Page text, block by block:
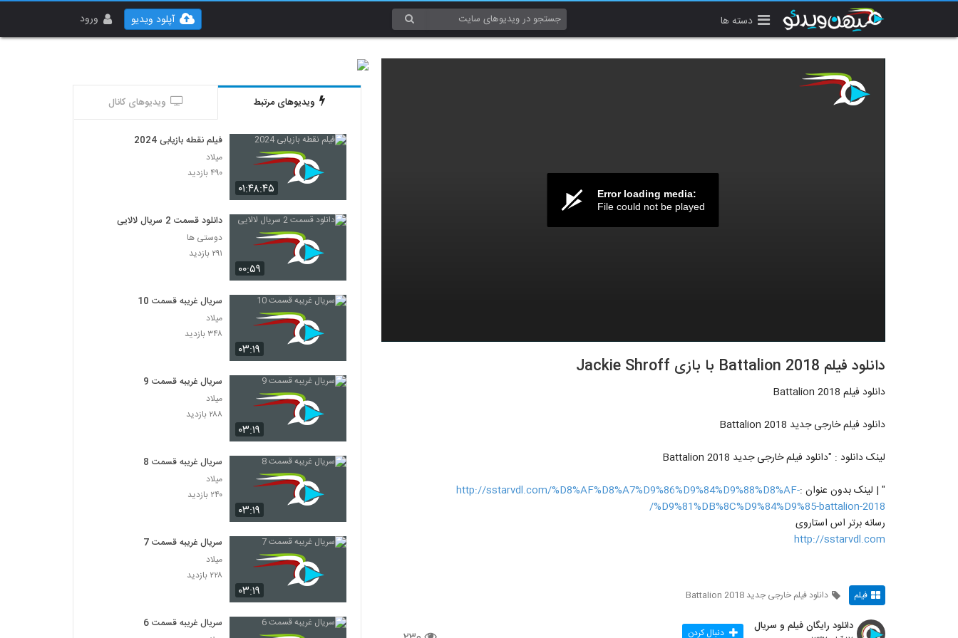
دسته ها ورود آپلود ویدیو
Error loading media:
File could not be played
دانلود فیلم Battalion 2018 با بازی Jackie Shroff
دانلود فیلم Battalion 2018
دانلود فیلم خارجی جدید Battalion 2018
لینک دانلود : "دانلود فیلم خارجی جدید Battalion 2018
" | لینک بدون عنوان :http://sstarvdl.com/%D8%AF%D8%A7%D9%86%D9%84%D9%88%D8%AF-
%D9%81%DB%8C%D9%84%D9%85-battalion-2018/
رسانه برتر اس استاروی
http://sstarvdl.com
فیلم دانلود فیلم خارجی جدید Battalion 2018
دانلود رایگان فیلم و سریال دنبال کردن
ویدیوهای مرتبط ویدیوهای کانال
۰۱:۴۸:۴۵
فیلم نقطه بازیابی 2024
میلاد
۴۹۰ بازدید
۰۰:۵۹
دانلود قسمت 2 سریال لالایی
دوستی ها
۲۹۱ بازدید
۰۳:۱۹
سریال غریبه قسمت 10
میلاد
۳۴۸ بازدید
۰۳:۱۹
سریال غریبه قسمت 9
میلاد
۲۸۸ بازدید
۰۳:۱۹
سریال غریبه قسمت 8
میلاد
۲۴۰ بازدید
۰۳:۱۹
سریال غریبه قسمت 7
میلاد
۲۲۸ بازدید
سریال غریبه قسمت 6